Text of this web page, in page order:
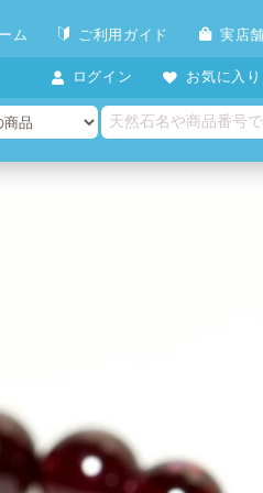
ム ご利用ガイド 実店
ログイン お気に入り